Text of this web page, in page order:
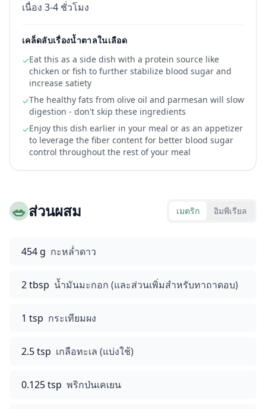
เนื่อง 3-4 ชั่วโมง
เคล็ดลับเรื่องน้ำตาลในเลือด
✓Eat this as a side dish with a protein source like
chicken or fish to further stabilize blood sugar and
increase satiety
✓The healthy fats from olive oil and parmesan will slow
digestion - don't skip these ingredients
✓Enjoy this dish earlier in your meal or as an appetizer
to leverage the fiber content for better blood sugar
control throughout the rest of your meal
🥗ส่วนผสม เมตริก อิมพีเรียล
454 g กะหล่ำดาว
2 tbsp น้ำมันมะกอก (และส่วนเพิ่มสำหรับทาถาดอบ)
1 tsp กระเทียมผง
2.5 tsp เกลือทะเล (แบ่งใช้)
0.125 tsp พริกป่นเคเยน